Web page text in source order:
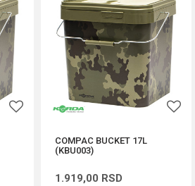
COMPAC BUCKET 17L
(KBU003)
1.919,00 RSD